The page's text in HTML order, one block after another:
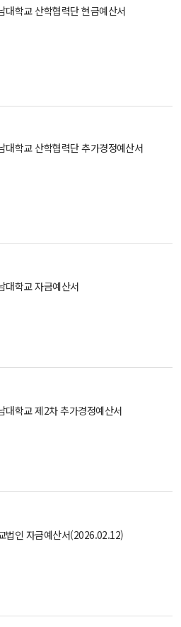
대학교 산학협력단 현금예산서
대학교 산학협력단 추가경정예산서
대학교 자금예산서
대학교 제2차 추가경정예산서
법인 자금예산서(2026.02.12)